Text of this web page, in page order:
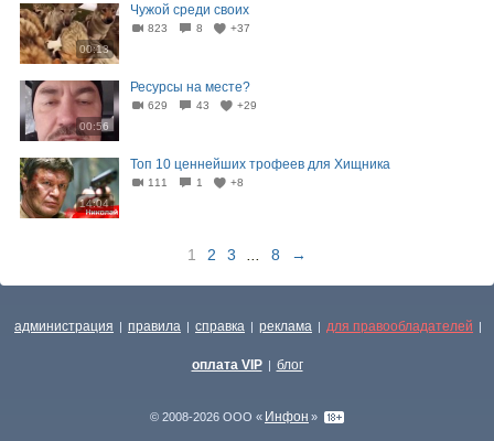
00:13
Чужой среди своих
823 8 +37
00:56
Ресурсы на месте?
629 43 +29
14:04
Топ 10 ценнейших трофеев для Хищника
111 1 +8
1 2 3 8 →
администрация | правила | справка | реклама | для правообладателей |
оплата VIP | блог
© 2008-2026 ООО « Инфон »